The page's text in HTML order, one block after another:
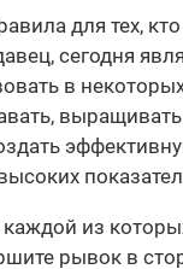
для тех,
сегодня
в
из
рывок в